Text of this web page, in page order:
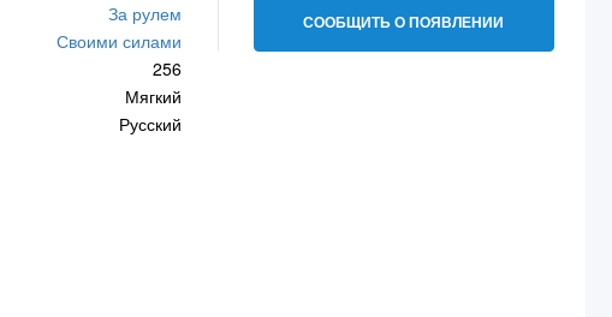
За рулем
Своими силами
256
Мягкий
Русский
СООБЩИТЬ О ПОЯВЛЕНИИ